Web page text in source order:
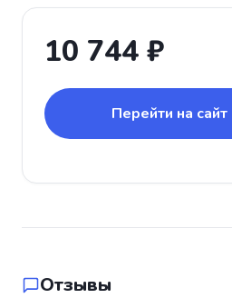
10 744 ₽
Перейти на
Отзывы